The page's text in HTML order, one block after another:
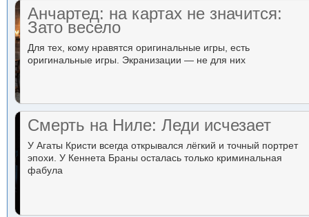
Анчартед: на картах не значится:
Зато весело
Для тех, кому нравятся оригинальные игры, есть
оригинальные игры. Экранизации — не для них
Смерть на Ниле: Леди исчезает
У Агаты Кристи всегда открывался лёгкий и точный портрет
эпохи. У Кеннета Браны осталась только криминальная
фабула